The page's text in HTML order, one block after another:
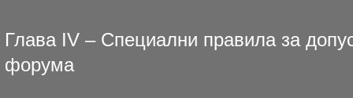
Глава IV – Специални правила за
форума